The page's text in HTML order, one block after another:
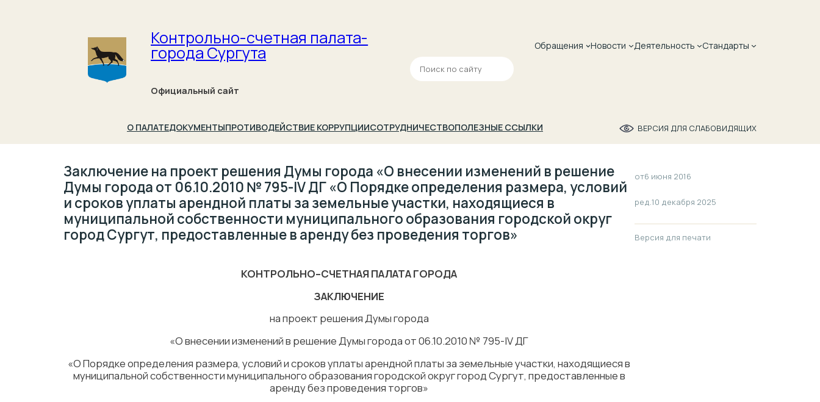
Контрольно-счетная палата­
города Сургута
Официальный сайт
Обращения Новости Деятельность Стандарты
П
о
О ПАЛАТЕДОКУМЕНТЫПРОТИВОДЕЙСТВИЕ КОРРУПЦИИСОТРУДНИЧЕСТВОПОЛЕЗНЫЕ ССЫЛКИ ВЕРСИЯ ДЛЯ СЛАБОВИДЯЩИХ
Заключение на проект решения Думы города «О внесении изменений в решение
Думы города от 06.10.2010 № 795-IV ДГ «О Порядке определения размера, условий
и сроков уплаты арендной платы за земельные участки, находящиеся в
муниципальной собственности муниципального образования городской округ
город Сургут, предоставленные в аренду без проведения торгов»
КОНТРОЛЬНО–СЧЕТНАЯ ПАЛАТА ГОРОДА
ЗАКЛЮЧЕНИЕ
на проект решения Думы города
«О внесении изменений в решение Думы города от 06.10.2010 № 795-IV ДГ
«О Порядке определения размера, условий и сроков уплаты арендной платы за земельные участки, находящиеся в
муниципальной собственности муниципального образования городской округ город Сургут, предоставленные в
аренду без проведения торгов»
от6 июня 2016
ред.10 декабря 2025
Версия для печати